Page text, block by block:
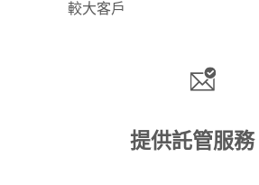
較大客戶
提供託管服務